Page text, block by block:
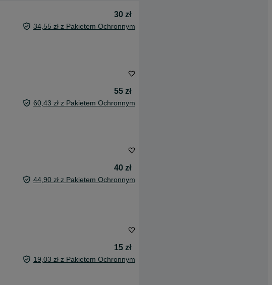
30 zł
34,55 zł z Pakietem Ochronnym
55 zł
60,43 zł z Pakietem Ochronnym
40 zł
44,90 zł z Pakietem Ochronnym
15 zł
19,03 zł z Pakietem Ochronnym